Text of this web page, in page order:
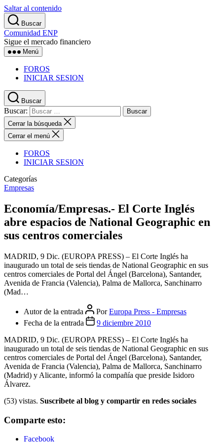
Saltar al contenido
Buscar
Comunidad ENP
Sigue el mercado financiero
Menú
FOROS
INICIAR SESION
Buscar
Buscar:
Cerrar la búsqueda
Cerrar el menú
FOROS
INICIAR SESION
Categorías
Empresas
Economía/Empresas.- El Corte Inglés
abre espacios de National Geographic en
sus centros comerciales
MADRID, 9 Dic. (EUROPA PRESS) – El Corte Inglés ha
inaugurado un total de seis tiendas de National Geographic en sus
centros comerciales de Portal del Ángel (Barcelona), Santander,
Avenida de Francia (Valencia), Palma de Mallorca, Sanchinarro
(Mad…
Autor de la entrada PorEuropa Press - Empresas
Fecha de la entrada
9 diciembre 2010
MADRID, 9 Dic. (EUROPA PRESS) – El Corte Inglés ha
inaugurado un total de seis tiendas de National Geographic en sus
centros comerciales de Portal del Ángel (Barcelona), Santander,
Avenida de Francia (Valencia), Palma de Mallorca, Sanchinarro
(Madrid) y Alicante, informó la compañía que preside Isidoro
Álvarez.
(53) vistas. Suscribete al blog y compartir en redes sociales
Comparte esto:
Facebook